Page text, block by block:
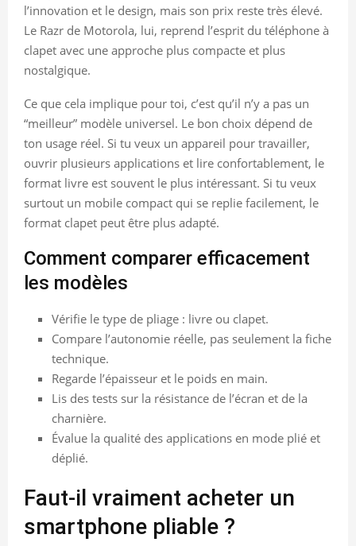
l’innovation et le design, mais son prix reste très élevé.
Le Razr de Motorola, lui, reprend l’esprit du téléphone à
clapet avec une approche plus compacte et plus
nostalgique.
Ce que cela implique pour toi, c’est qu’il n’y a pas un
“meilleur” modèle universel. Le bon choix dépend de
ton usage réel. Si tu veux un appareil pour travailler,
ouvrir plusieurs applications et lire confortablement, le
format livre est souvent le plus intéressant. Si tu veux
surtout un mobile compact qui se replie facilement, le
format clapet peut être plus adapté.
Comment comparer efficacement
les modèles
Vérifie le type de pliage : livre ou clapet.
Compare l’autonomie réelle, pas seulement la fiche
technique.
Regarde l’épaisseur et le poids en main.
Lis des tests sur la résistance de l’écran et de la
charnière.
Évalue la qualité des applications en mode plié et
déplié.
Faut-il vraiment acheter un
smartphone pliable ?